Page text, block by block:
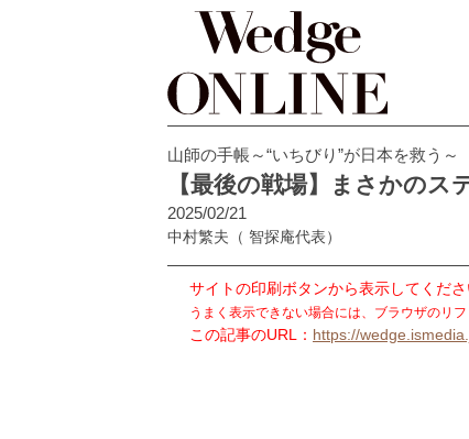
山師の手帳～“いちびり”が日本を救う～
【最後の戦場】まさかの
2025/02/21
中村繁夫 （ 智探庵代表）
サイトの印刷ボタンから表示してくださ
うまく表示できない場合には、ブラウザのリ
この記事のURL： https://